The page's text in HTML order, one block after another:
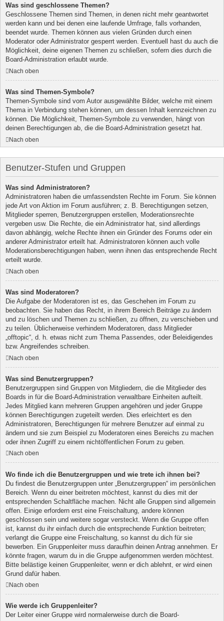
Was sind geschlossene Themen?
Geschlossene Themen sind Themen, in denen nicht mehr geantwortet
werden kann und bei denen eine laufende Umfrage, falls vorhanden,
beendet wurde. Themen können aus vielen Gründen durch einen
Moderator oder Administrator gesperrt werden. Eventuell hast du auch die
Möglichkeit, deine eigenen Themen zu schließen, sofern dies durch die
Board-Administration erlaubt wurde.
Nach oben
Was sind Themen-Symbole?
Themen-Symbole sind vom Autor ausgewählte Bilder, welche mit einem
Thema in Verbindung stehen können, um dessen Inhalt kennzeichnen zu
können. Die Möglichkeit, Themen-Symbole zu verwenden, hängt von
deinen Berechtigungen ab, die die Board-Administration gesetzt hat.
Nach oben
Benutzer-Stufen und Gruppen
Was sind Administratoren?
Administratoren haben die umfassendsten Rechte im Forum. Sie können
jede Art von Aktion im Forum ausführen; z. B. Berechtigungen setzen,
Mitglieder sperren, Benutzergruppen erstellen, Moderationsrechte
vergeben usw. Die Rechte, die ein Administrator hat, sind allerdings
davon abhängig, welche Rechte ihnen ein Gründer des Forums oder ein
anderer Administrator erteilt hat. Administratoren können auch volle
Moderationsberechtigungen haben, wenn ihnen das entsprechende Recht
erteilt wurde.
Nach oben
Was sind Moderatoren?
Die Aufgabe der Moderatoren ist es, das Geschehen im Forum zu
beobachten. Sie haben das Recht, in ihrem Bereich Beiträge zu ändern
und zu löschen und Themen zu schließen, zu öffnen, zu verschieben und
zu teilen. Üblicherweise verhindern Moderatoren, dass Mitglieder
„offtopic“, d. h. etwas nicht zum Thema Passendes, oder Beleidigendes
bzw. Angreifendes schreiben.
Nach oben
Was sind Benutzergruppen?
Benutzergruppen sind Gruppen von Mitgliedern, die die Mitglieder des
Boards in für die Board-Administration verwaltbare Einheiten aufteilt.
Jedes Mitglied kann mehreren Gruppen angehören und jeder Gruppe
können Berechtigungen zugeteilt werden. Dies erleichtert es den
Administratoren, Berechtigungen für mehrere Benutzer auf einmal zu
ändern und sie zum Beispiel zu Moderatoren eines Bereichs zu machen
oder ihnen Zugriff zu einem nichtöffentlichen Forum zu geben.
Nach oben
Wo finde ich die Benutzergruppen und wie trete ich ihnen bei?
Du findest die Benutzergruppen unter „Benutzergruppen“ im persönlichen
Bereich. Wenn du einer beitreten möchtest, kannst du dies mit der
entsprechenden Schaltfläche machen. Nicht alle Gruppen sind allgemein
offen. Einige erfordern erst eine Freischaltung, andere können
geschlossen sein und weitere sogar versteckt. Wenn die Gruppe offen
ist, kannst du ihr einfach durch die entsprechende Funktion beitreten;
verlangt die Gruppe eine Freischaltung, so kannst du dich für sie
bewerben. Ein Gruppenleiter muss daraufhin deinen Antrag annehmen. Er
könnte fragen, warum du in die Gruppe aufgenommen werden möchtest.
Bitte belästige keinen Gruppenleiter, wenn er dich ablehnt, er wird einen
Grund dafür haben.
Nach oben
Wie werde ich Gruppenleiter?
Der Leiter einer Gruppe wird normalerweise durch die Board-